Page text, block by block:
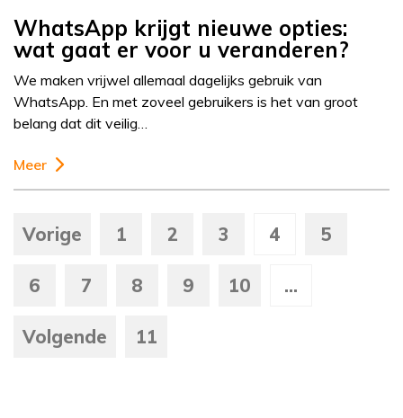
WhatsApp krijgt nieuwe opties:
wat gaat er voor u veranderen?
We maken vrijwel allemaal dagelijks gebruik van
WhatsApp. En met zoveel gebruikers is het van groot
belang dat dit veilig…
Meer
Vorige 1 2 3 4 5
6 7 8 9 10 ...
Volgende 11